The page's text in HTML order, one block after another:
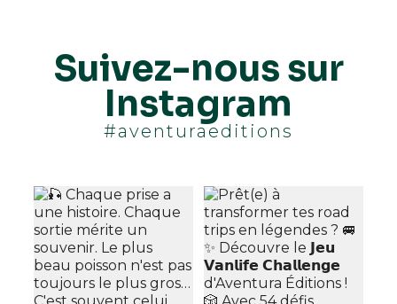
Suivez-nous sur
Instagram
#aventuraeditions